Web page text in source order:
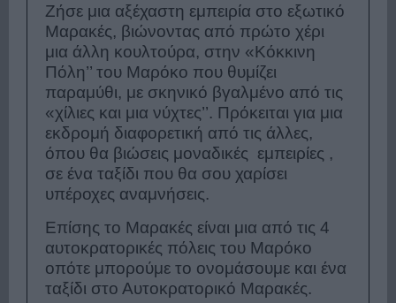
Ζήσε μια αξέχαστη εμπειρία στο εξωτικό
Μαρακές, βιώνοντας από πρώτο χέρι
μια άλλη κουλτούρα, στην «Κόκκινη
Πόλη’’ του Μαρόκο που θυμίζει
παραμύθι, με σκηνικό βγαλμένο από τις
«χίλιες και μια νύχτες’’. Πρόκειται για μια
εκδρομή διαφορετική από τις άλλες,
όπου θα βιώσεις μοναδικές εμπειρίες ,
σε ένα ταξίδι που θα σου χαρίσει
υπέροχες αναμνήσεις.
Επίσης το Μαρακές είναι μια από τις 4
αυτοκρατορικές πόλεις του Μαρόκο
οπότε μπορούμε το ονομάσουμε και ένα
ταξίδι στο Αυτοκρατορικό Μαρακές.